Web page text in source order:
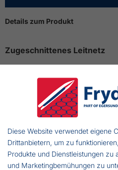
Details zum Produkt
Zugeschnittenes Leitnetz
Braunes Knotennetz
6 m lang für Reuse 80/
VARIANTE FARBE
Diese Website verwendet eigene
Drittanbietern, um zu
Produkte und Dienstleistungen zu
und Marketingbemühungen zu